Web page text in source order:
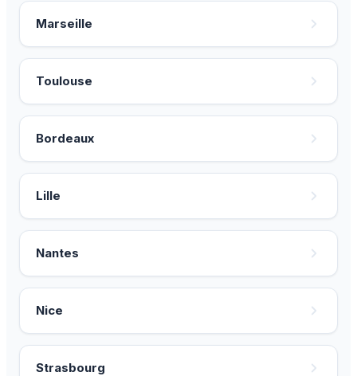
Marseille
Toulouse
Bordeaux
Lille
Nantes
Nice
Strasbourg